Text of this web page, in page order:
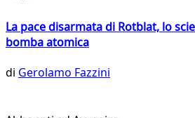
La pace disarmata di Rotblat, lo
bomba atomica
di Gerolamo Fazzini